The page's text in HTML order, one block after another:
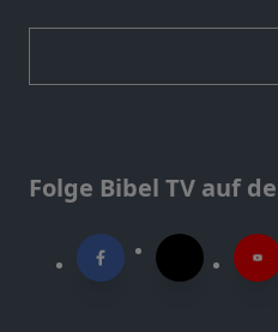
Folge Bibel TV auf